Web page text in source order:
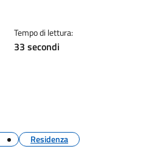
Tempo di lettura:
33 secondi
Residenza